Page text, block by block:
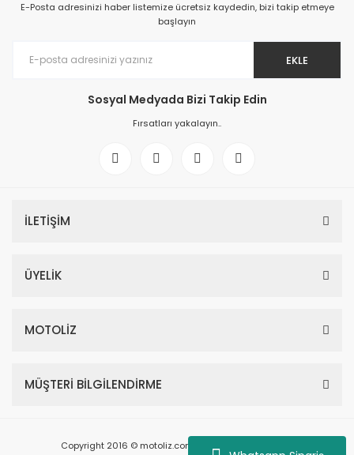
E-Posta adresinizi haber listemize ücretsiz kaydedin, bizi takip etmeye
başlayın
EKLE
Sosyal Medyada Bizi Takip Edin
Fırsatları yakalayın..
İLETİŞİM
ÜYELİK
MOTOLİZ
MÜŞTERİ BİLGİLENDİRME
Copyright 2016 © motoliz.com - Tüm Hakları Saklıdır.